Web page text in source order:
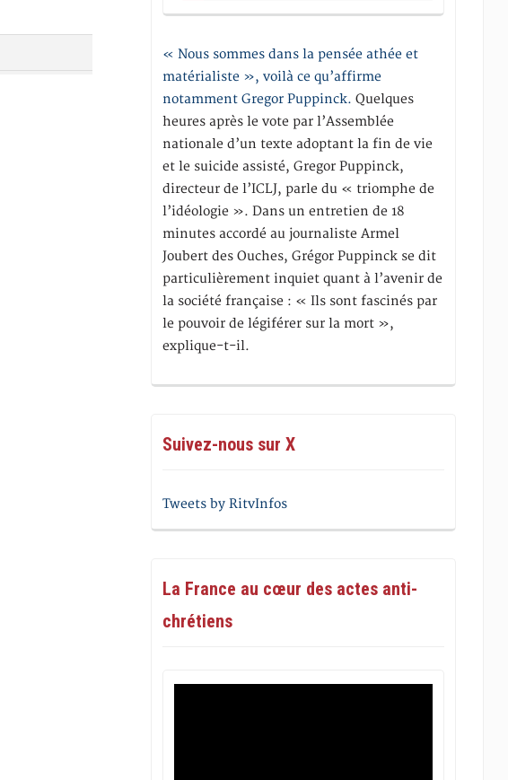
« Nous sommes dans la pensée athée et
matérialiste », voilà ce qu’affirme
notamment Gregor Puppinck. Quelques
heures après le vote par l’Assemblée
nationale d’un texte adoptant la fin de vie
et le suicide assisté, Gregor Puppinck,
directeur de l’ICLJ, parle du « triomphe de
l’idéologie ». Dans un entretien de 18
minutes accordé au journaliste Armel
Joubert des Ouches, Grégor Puppinck se dit
particulièrement inquiet quant à l’avenir de
la société française : « Ils sont fascinés par
le pouvoir de légiférer sur la mort »,
explique-t-il.
Suivez-nous sur X
Tweets by RitvInfos
La France au cœur des actes anti-
chrétiens